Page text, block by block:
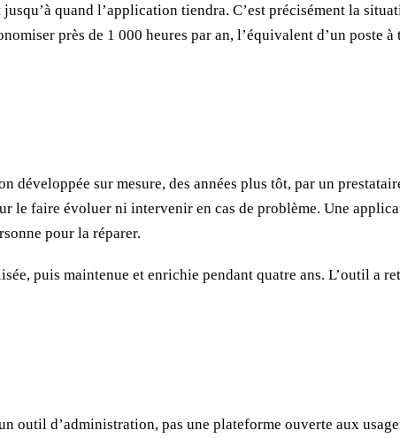
quand l’application tiendra. C’est précisément la
près de 1 000 heures par an, l’équivalent d’un poste
développée sur mesure, des années plus tôt, par un
le faire évoluer ni intervenir en cas de problème. Une
pour la réparer.
puis maintenue et enrichie pendant quatre ans. L’outil a
d’administration, pas une plateforme ouverte aux